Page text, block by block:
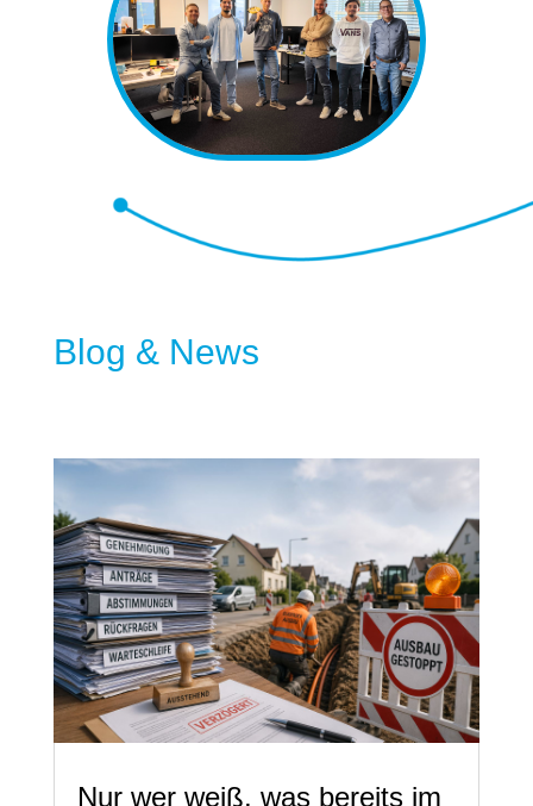
Blog & News
Nur wer weiß, was bereits im